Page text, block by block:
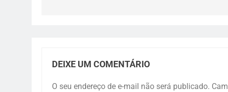
DEIXE UM COMENTÁRIO
O seu endereço de e-mail não será publicado.